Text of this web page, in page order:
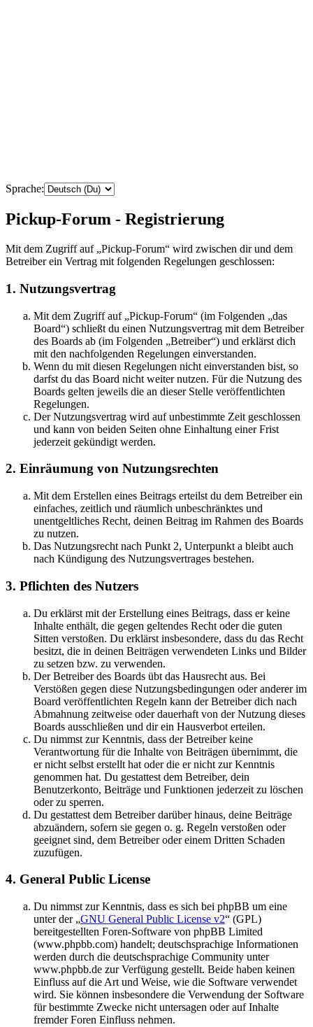
Sprache:
Pickup-Forum - Registrierung
Mit dem Zugriff auf „Pickup-Forum“ wird zwischen dir und dem
Betreiber ein Vertrag mit folgenden Regelungen geschlossen:
1. Nutzungsvertrag
Mit dem Zugriff auf „Pickup-Forum“ (im Folgenden „das
Board“) schließt du einen Nutzungsvertrag mit dem Betreiber
des Boards ab (im Folgenden „Betreiber“) und erklärst dich
mit den nachfolgenden Regelungen einverstanden.
Wenn du mit diesen Regelungen nicht einverstanden bist, so
darfst du das Board nicht weiter nutzen. Für die Nutzung des
Boards gelten jeweils die an dieser Stelle veröffentlichten
Regelungen.
Der Nutzungsvertrag wird auf unbestimmte Zeit geschlossen
und kann von beiden Seiten ohne Einhaltung einer Frist
jederzeit gekündigt werden.
2. Einräumung von Nutzungsrechten
Mit dem Erstellen eines Beitrags erteilst du dem Betreiber ein
einfaches, zeitlich und räumlich unbeschränktes und
unentgeltliches Recht, deinen Beitrag im Rahmen des Boards
zu nutzen.
Das Nutzungsrecht nach Punkt 2, Unterpunkt a bleibt auch
nach Kündigung des Nutzungsvertrages bestehen.
3. Pflichten des Nutzers
Du erklärst mit der Erstellung eines Beitrags, dass er keine
Inhalte enthält, die gegen geltendes Recht oder die guten
Sitten verstoßen. Du erklärst insbesondere, dass du das Recht
besitzt, die in deinen Beiträgen verwendeten Links und Bilder
zu setzen bzw. zu verwenden.
Der Betreiber des Boards übt das Hausrecht aus. Bei
Verstößen gegen diese Nutzungsbedingungen oder anderer im
Board veröffentlichten Regeln kann der Betreiber dich nach
Abmahnung zeitweise oder dauerhaft von der Nutzung dieses
Boards ausschließen und dir ein Hausverbot erteilen.
Du nimmst zur Kenntnis, dass der Betreiber keine
Verantwortung für die Inhalte von Beiträgen übernimmt, die
er nicht selbst erstellt hat oder die er nicht zur Kenntnis
genommen hat. Du gestattest dem Betreiber, dein
Benutzerkonto, Beiträge und Funktionen jederzeit zu löschen
oder zu sperren.
Du gestattest dem Betreiber darüber hinaus, deine Beiträge
abzuändern, sofern sie gegen o. g. Regeln verstoßen oder
geeignet sind, dem Betreiber oder einem Dritten Schaden
zuzufügen.
4. General Public License
Du nimmst zur Kenntnis, dass es sich bei phpBB um eine
unter der „GNU General Public License v2“ (GPL)
bereitgestellten Foren-Software von phpBB Limited
(www.phpbb.com) handelt; deutschsprachige Informationen
werden durch die deutschsprachige Community unter
www.phpbb.de zur Verfügung gestellt. Beide haben keinen
Einfluss auf die Art und Weise, wie die Software verwendet
wird. Sie können insbesondere die Verwendung der Software
für bestimmte Zwecke nicht untersagen oder auf Inhalte
fremder Foren Einfluss nehmen.